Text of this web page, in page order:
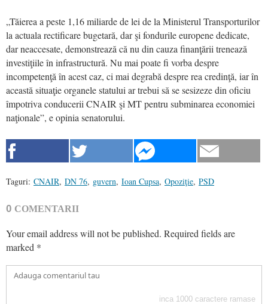
„Tăierea a peste 1,16 miliarde de lei de la Ministerul Transporturilor
la actuala rectificare bugetară, dar şi fondurile europene dedicate,
dar neaccesate, demonstrează că nu din cauza finanţării trenează
investiţiile în infrastructură. Nu mai poate fi vorba despre
incompetenţă în acest caz, ci mai degrabă despre rea credinţă, iar în
această situaţie organele statului ar trebui să se sesizeze din oficiu
împotriva conducerii CNAIR şi MT pentru subminarea economiei
naţionale”, e opinia senatorului.
Taguri: CNAIR, DN 76, guvern, Ioan Cupsa, Opoziţie, PSD
0 COMENTARII
Your email address will not be published. Required fields are
marked *
inca 1000 caractere ramase